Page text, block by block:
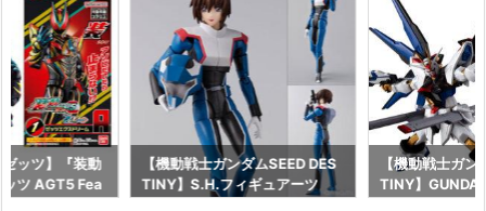
ッツ】『装動
ツ AGT5 Fea
【機動戦士ガンダムSEED DES
TINY】S.H.フィギュアーツ
【機動戦士ガン
TINY】